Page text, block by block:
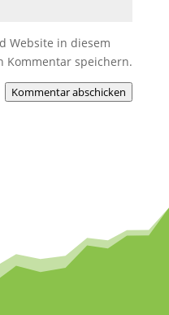
Website in diesem
Kommentar speichern.
Kommentar abschicken